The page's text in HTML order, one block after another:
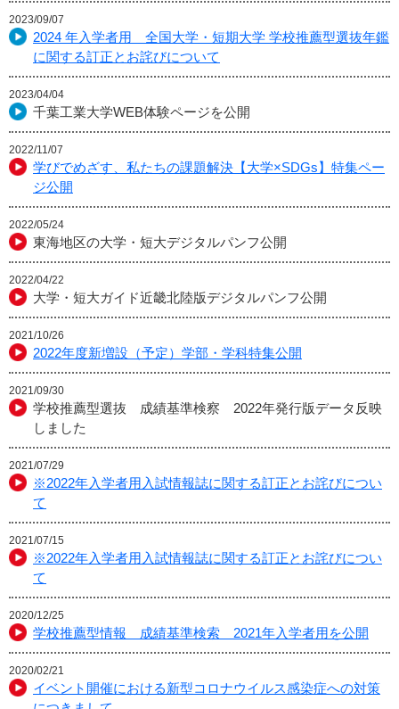
2023/09/07
2024 年入学者用 全国大学・短期大学 学校推薦型選抜年鑑
に関する訂正とお詫びについて
2023/04/04
千葉工業大学WEB体験ページを公開
2022/11/07
学びでめざす、私たちの課題解決【大学×SDGs】特集ペー
ジ公開
2022/05/24
東海地区の大学・短大デジタルパンフ公開
2022/04/22
大学・短大ガイド近畿北陸版デジタルパンフ公開
2021/10/26
2022年度新増設（予定）学部・学科特集公開
2021/09/30
学校推薦型選抜 成績基準検察 2022年発行版データ反映
しました
2021/07/29
※2022年入学者用入試情報誌に関する訂正とお詫びについ
て
2021/07/15
※2022年入学者用入試情報誌に関する訂正とお詫びについ
て
2020/12/25
学校推薦型情報 成績基準検索 2021年入学者用を公開
2020/02/21
イベント開催における新型コロナウイルス感染症への対策